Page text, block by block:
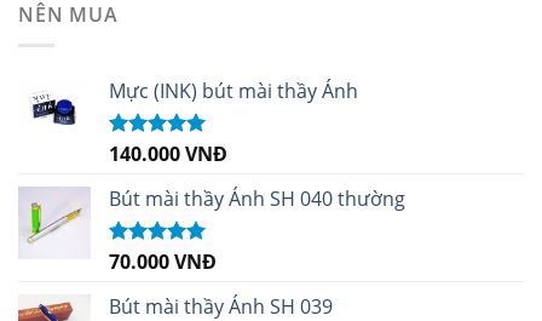
NÊN MUA
Mực (INK) bút mài thầy Ánh
Được xếp
sao
140.000VNĐ
Bút mài thầy Ánh SH 040 thường
Được xếp
sao
70.000VNĐ
Bút mài thầy Ánh SH 039